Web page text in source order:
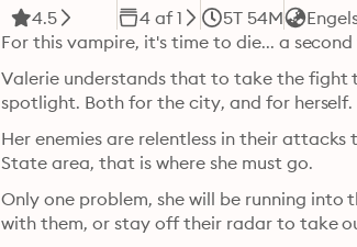
4.5 4 af 1 5T 54M
For this vampire, it's time to die... a second
Valerie understands that to take the fight
spotlight. Both for the city, and for herself.
Her enemies are relentless in their
State area, that is where she must go.
Only one problem, she will be running
with them, or stay off their radar to take